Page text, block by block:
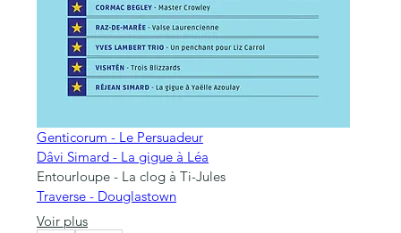
Genticorum - Le Persuadeur
Dâvi Simard - La gigue à Léa
Entourloupe - La clog à Ti-Jules
Traverse - Douglastown
Voir plus